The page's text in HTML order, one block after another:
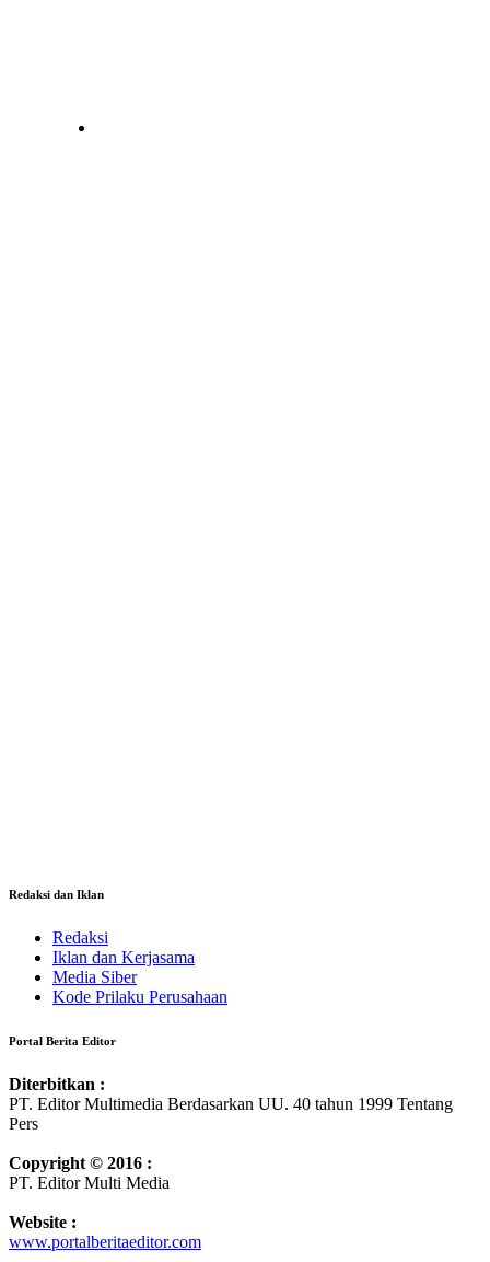
Redaksi dan Iklan
Redaksi
Iklan dan Kerjasama
Media Siber
Kode Prilaku Perusahaan
Portal Berita Editor
Diterbitkan :
PT. Editor Multimedia Berdasarkan UU. 40 tahun 1999 Tentang
Pers
Copyright © 2016 :
PT. Editor Multi Media
Website :
www.portalberitaeditor.com